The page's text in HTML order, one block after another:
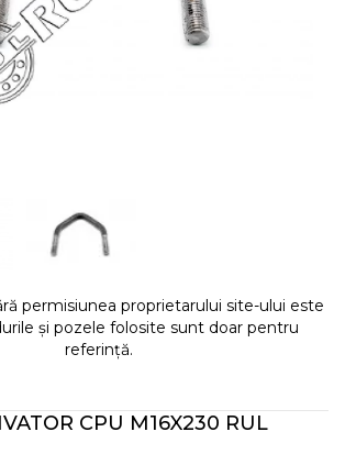
permisiunea proprietarului site-ului este
și pozele folosite sunt doar pentru
referință.
CPU M16X230 RUL